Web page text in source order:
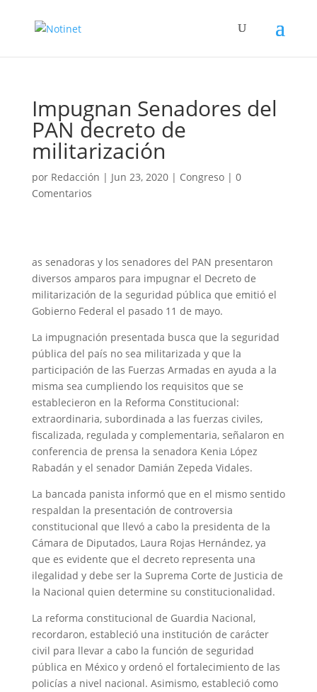
Impugnan Senadores del
PAN decreto de
militarización
por Redacción | Jun 23, 2020| Congreso| 0
Comentarios
as senadoras y los senadores del PAN presentaron
diversos amparos para impugnar el Decreto de
militarización de la seguridad pública que emitió el
Gobierno Federal el pasado 11 de mayo.
La impugnación presentada busca que la seguridad
pública del país no sea militarizada y que la
participación de las Fuerzas Armadas en ayuda a la
misma sea cumpliendo los requisitos que se
establecieron en la Reforma Constitucional:
extraordinaria, subordinada a las fuerzas civiles,
fiscalizada, regulada y complementaria, señalaron en
conferencia de prensa la senadora Kenia López
Rabadán y el senador Damián Zepeda Vidales.
La bancada panista informó que en el mismo sentido
respaldan la presentación de controversia
constitucional que llevó a cabo la presidenta de la
Cámara de Diputados, Laura Rojas Hernández, ya
que es evidente que el decreto representa una
ilegalidad y debe ser la Suprema Corte de Justicia de
la Nacional quien determine su constitucionalidad.
La reforma constitucional de Guardia Nacional,
recordaron, estableció una institución de carácter
civil para llevar a cabo la función de seguridad
pública en México y ordenó el fortalecimiento de las
policías a nivel nacional. Asimismo, estableció como